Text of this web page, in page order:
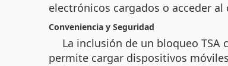
electrónicos cargados o acceder
Conveniencia y Seguridad
La inclusión de un bloqueo
permite cargar dispositivos